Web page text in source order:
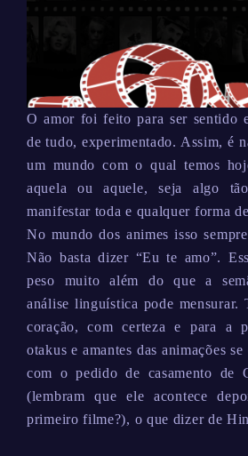
O amor foi feito para ser sentido
de tudo, experimentado. Assim, é
um mundo com o qual temos
aquela ou aquele, seja algo
manifestar toda e qualquer forma
No mundo dos animes isso
Não basta dizer “Eu te amo”.
peso muito além do que a
análise linguística pode mensurar.
coração, com certeza e para a
otakus e amantes das animações
com o pedido de casamento de
(lembram que ele acontece
primeiro filme?), o que dizer de